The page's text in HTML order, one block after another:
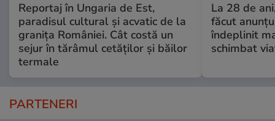
Reportaj în Ungaria de Est,
paradisul cultural și acvatic de la
granița României. Cât costă un
sejur în tărâmul cetăților și băilor
termale
La 28 de
făcut
îndeplinit
schimbat
PARTENERI